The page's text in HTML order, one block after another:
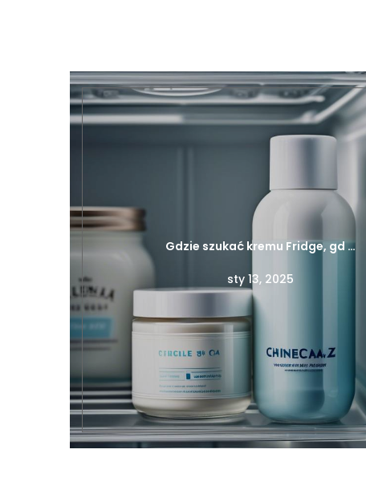
Gdzie szukać kremu Fridge, gd …
sty 13, 2025